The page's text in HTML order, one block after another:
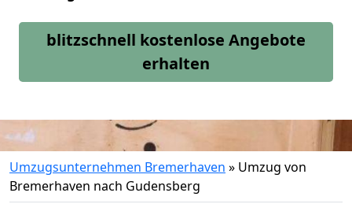
blitzschnell kostenlose Angebote
erhalten
Umzugsunternehmen Bremerhaven » Umzug von
Bremerhaven nach Gudensberg